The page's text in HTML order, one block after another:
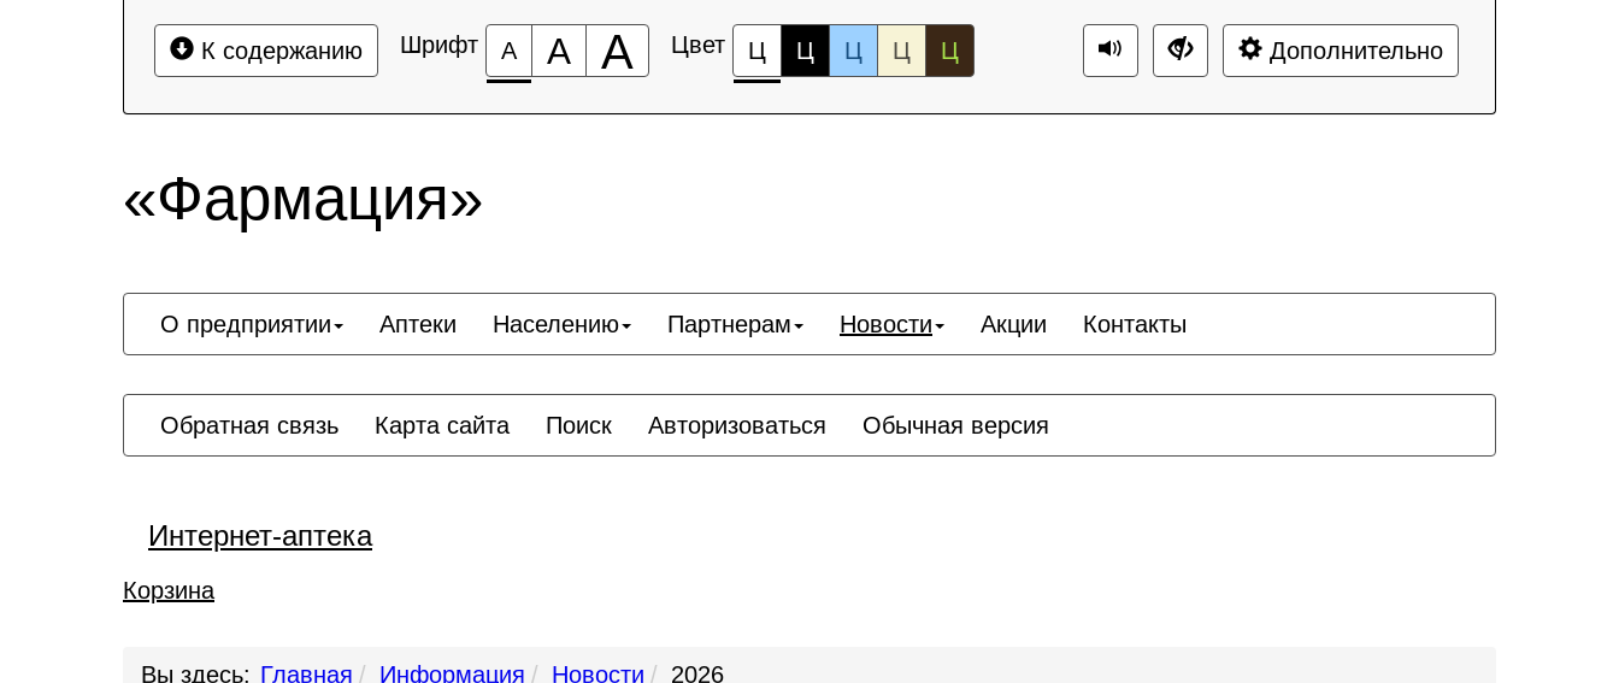
К содержанию Шрифт А А А Цвет Ц Ц Ц Ц Ц Дополнительно
«Фармация»
О предприятии Аптеки Населению Партнерам Новости Акции Контакты
Обратная связь Карта сайта Поиск Авторизоваться Обычная версия
Интернет-аптека
Корзина
Вы здесь: Главная Информация Новости 2026